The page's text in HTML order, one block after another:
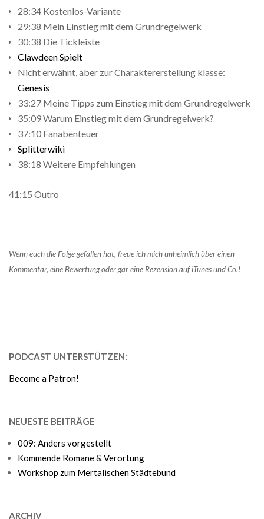
28:34 Kostenlos-Variante
29:38 Mein Einstieg mit dem Grundregelwerk
30:38 Die Tickleiste
Clawdeen Spielt
Nicht erwähnt, aber zur Charaktererstellung klasse:
Genesis
33:27 Meine Tipps zum Einstieg mit dem Grundregelwerk
35:09 Warum Einstieg mit dem Grundregelwerk?
37:10 Fanabenteuer
Splitterwiki
38:18 Weitere Empfehlungen
41:15 Outro
Wenn euch die Folge gefallen hat, freue ich mich unheimlich über einen
Kommentar, eine Bewertung oder gar eine Rezension auf iTunes und Co.!
PODCAST UNTERSTÜTZEN:
Become a Patron!
NEUESTE BEITRÄGE
009: Anders vorgestellt
Kommende Romane & Verortung
Workshop zum Mertalischen Städtebund
ARCHIV